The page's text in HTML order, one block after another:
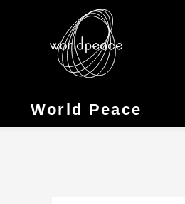
World Peace